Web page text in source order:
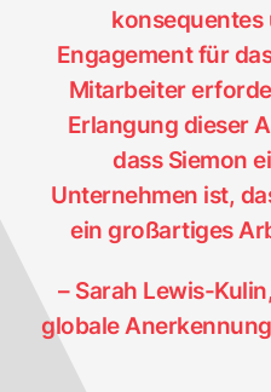
Engagement für
Mitarbeiter
Erlangung dieser
dass Siemon
Unternehmen ist,
ein großartiges
– Sarah Lewis-
globale